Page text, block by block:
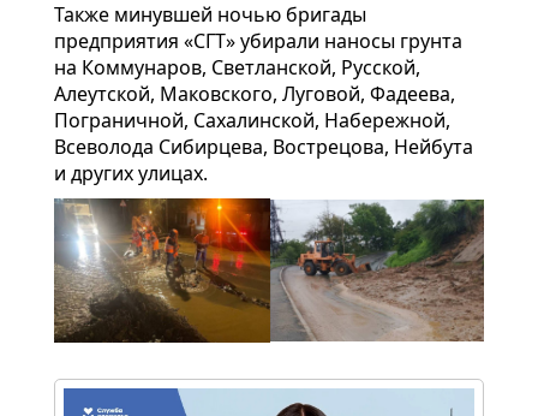
Также минувшей ночью бригады
предприятия «СГТ» убирали наносы грунта
на Коммунаров, Светланской, Русской,
Алеутской, Маковского, Луговой, Фадеева,
Пограничной, Сахалинской, Набережной,
Всеволода Сибирцева, Вострецова, Нейбута
и других улицах.